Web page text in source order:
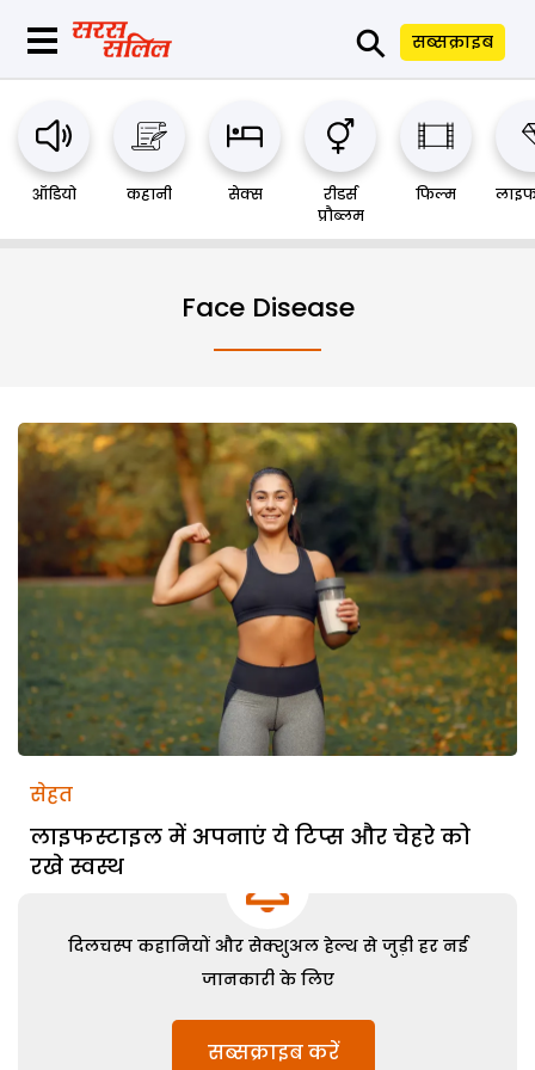
⚲ सब्सक्राइब
ऑडियो कहानी सेक्स
रीडर्स
प्रौब्लम
फिल्म
Face Disease
सेहत
लाइफस्टाइल में अपनाएं ये टिप्स और चेहरे को
रखे स्वस्थ
दिलचस्प कहानियों और सेक्शुअल हेल्थ से जुड़ी हर नई
जानकारी के लिए
सब्सक्राइब करें